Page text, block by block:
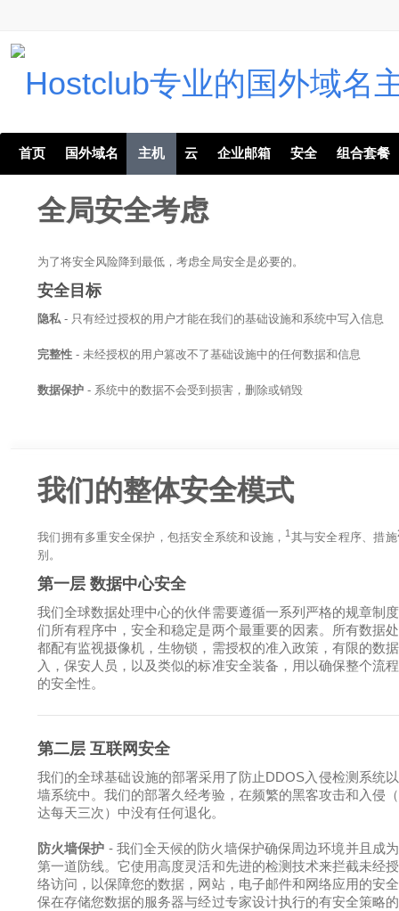
首页 国外域名 主机 云 企业邮箱 安全 组合套餐
全局安全考虑
为了将安全风险降到最低，考虑全局安全是必要的。
安全目标
隐私 - 只有经过授权的用户才能在我们的基础设施和系统中写入信息
完整性 - 未经授权的用户篡改不了基础设施中的任何数据和信息
数据保护 - 系统中的数据不会受到损害，删除或销毁
我们的整体安全模式
我们拥有多重安全保护，包括安全系统和设施， 1 其与安全程序、措施
别。
第一层 数据中心安全
我们全球数据处理中心的伙伴需要遵循一系列严格的规章制
们所有程序中，安全和稳定是两个最重要的因素。所有数据
都配有监视摄像机，生物锁，需授权的准入政策，有限的数
入，保安人员，以及类似的标准安全装备，用以确保整个流
的安全性。
第二层 互联网安全
我们的全球基础设施的部署采用了防止DDOS入侵检测系统
墙系统中。我们的部署久经考验，在频繁的黑客攻击和入侵
达每天三次）中没有任何退化。
防火墙保护 - 我们全天候的防火墙保护确保周边环境并且成
第一道防线。它使用高度灵活和先进的检测技术来拦截未经
络访问，以保障您的数据，网站，电子邮件和网络应用的安
保在存储您数据的服务器与经过专家设计执行的有安全策略